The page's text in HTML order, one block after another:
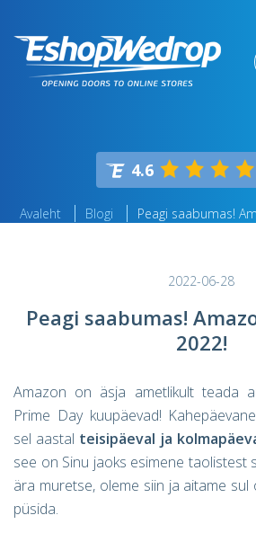
4.6
Avaleht Blogi Peagi saabumas!
2022-06-28
Peagi saabumas!
2022!
Amazon on äsja ametlikult teada
Prime Day kuupäevad! Kahepäevane
sel aastal teisipäeval ja
see on Sinu jaoks esimene taolistest
ära muretse, oleme siin ja aitame sul
püsida.